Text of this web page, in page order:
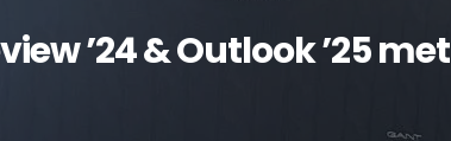
’24 & Outlook ’25 met